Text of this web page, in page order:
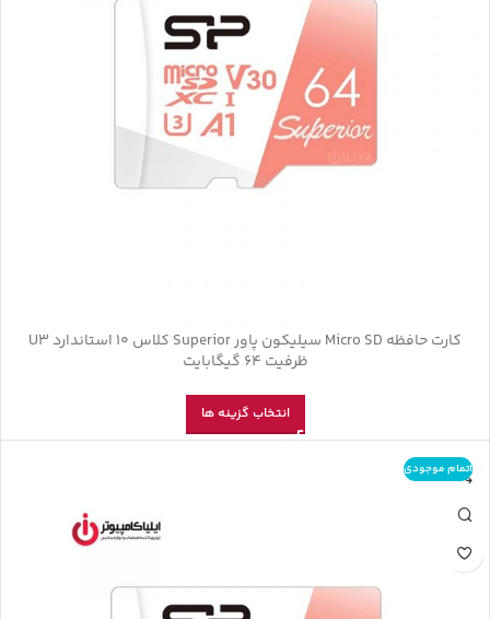
کارت حافظه‌ Micro SD سیلیکون پاور Superior کلاس 10 استاندارد U3
ظرفیت 64 گیگابایت
انتخاب گزینه ها
اتمام موجودی